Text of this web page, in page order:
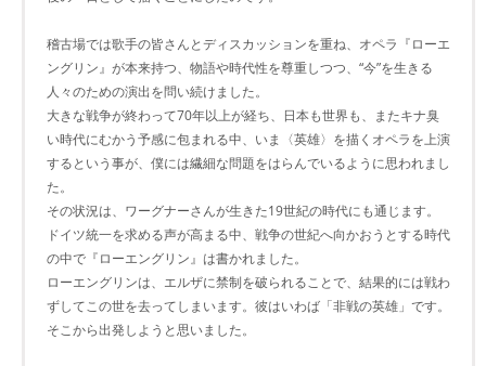
稽古場では歌手の皆さんとディスカッションを重ね、オペラ『ローエ
ングリン』が本来持つ、物語や時代性を尊重しつつ、“今”を生きる
人々のための演出を問い続けました。
大きな戦争が終わって70年以上が経ち、日本も世界も、またキナ臭
い時代にむかう予感に包まれる中、いま〈英雄〉を描くオペラを上演
するという事が、僕には繊細な問題をはらんでいるように思われまし
た。
その状況は、ワーグナーさんが生きた19世紀の時代にも通じます。
ドイツ統一を求める声が高まる中、戦争の世紀へ向かおうとする時代
の中で『ローエングリン』は書かれました。
ローエングリンは、エルザに禁制を破られることで、結果的には戦わ
ずしてこの世を去ってしまいます。彼はいわば「非戦の英雄」です。
そこから出発しようと思いました。